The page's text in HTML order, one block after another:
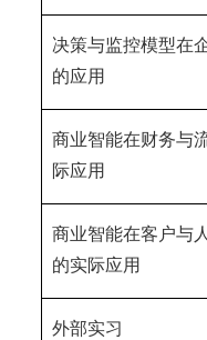
决策与监控模型在
的应用
商业智能在财务与
际应用
商业智能在客户与
的实际应用
外部实习